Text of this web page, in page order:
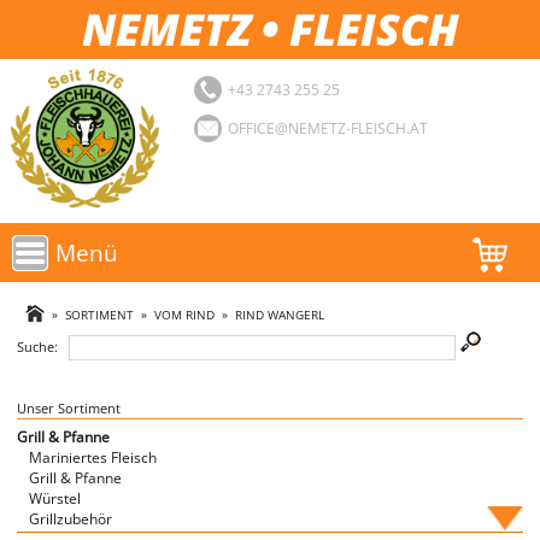
NEMETZ • FLEISCH
+43 2743 255 25
OFFICE@NEMETZ-FLEISCH.AT
Menü
AKTIONEN
SORTIMENT
LOGIN
FAVORITEN
» SORTIMENT» VOM RIND» RIND WANGERL
Suche:
Unser Sortiment
Grill & Pfanne
Mariniertes Fleisch
Grill & Pfanne
Würstel
Grillzubehör